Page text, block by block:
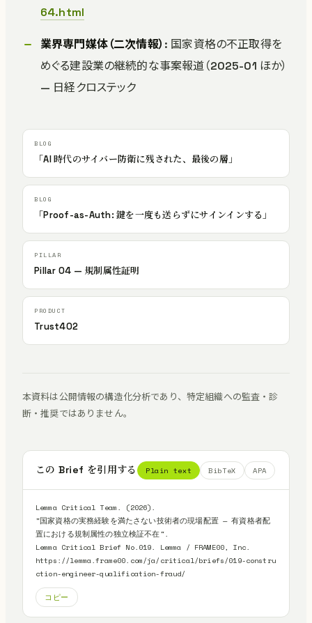
64.html
業界専門媒体（二次情報） : 国家資格の不正取得を
めぐる建設業の継続的な事案報道（2025-01 ほか）
— 日経クロステック
「AI 時代のサイバー防衛に残された、最後の層」
「Proof-as-Auth: 鍵を一度も送らずにサインインする」
Pillar 04 — 規制属性証明
Trust402
本資料は公開情報の構造化分析であり、特定組織への監査・診
断・推奨ではありません。
この Brief を引用する Plain text BibTeX APA
Lemma Critical Team. (2026).
"国家資格の実務経験を満たさない技術者の現場配置 — 有資格者配
置における規制属性の独立検証不在".
Lemma Critical Brief No.019. Lemma / FRAME00, Inc.
https://lemma.frame00.com/ja/critical/briefs/019-constru
ction-engineer-qualification-fraud/
コピー